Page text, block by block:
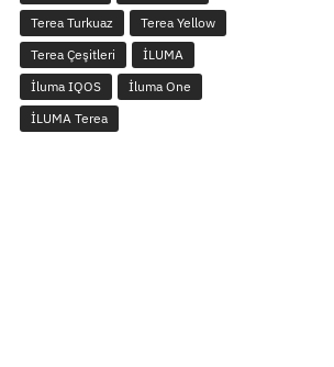
Terea Turkuaz
Terea Yellow
Terea Çeşitleri
İLUMA
İluma IQOS
İluma One
İLUMA Terea